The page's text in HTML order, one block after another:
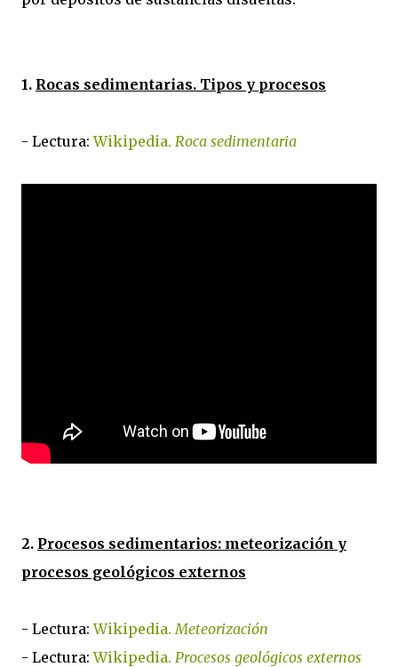
1. Rocas sedimentarias. Tipos y procesos
- Lectura:Wikipedia. Roca sedimentaria
2. Procesos sedimentarios: meteorización y
procesos geológicos externos
- Lectura:Wikipedia.Meteorización
- Lectura:Wikipedia. Procesos geológicos externos